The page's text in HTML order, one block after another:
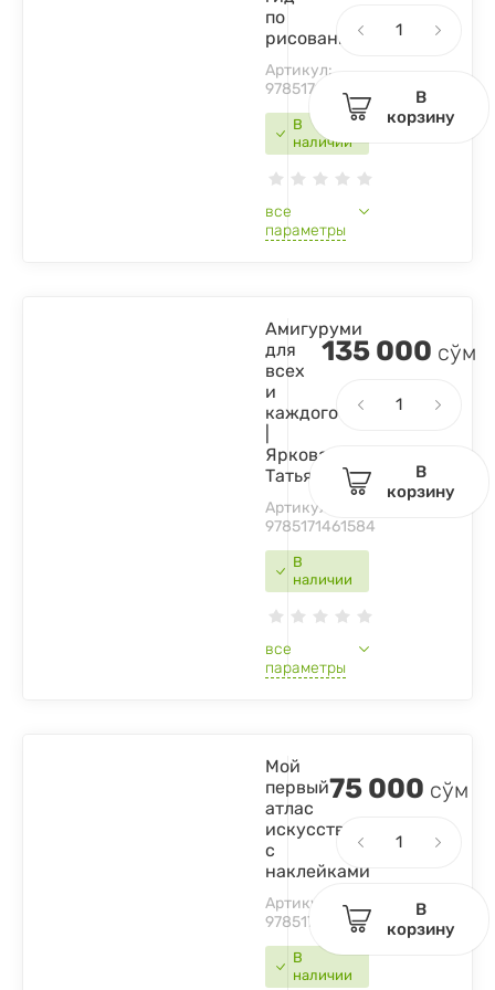
В
наличии
по
рисованию
Артикул:
9785171457532
все
параметры
В
корзину
В
наличии
Амигуруми
для
всех
и
каждого
Ярковая
Татьяна
Артикул:
9785171461584
все
параметры
135 000 сўм
В
корзину
В
наличии
Мой
первый
атлас
искусства
с
наклейками
Артикул:
9785171384838
75 000 сўм
В
корзину